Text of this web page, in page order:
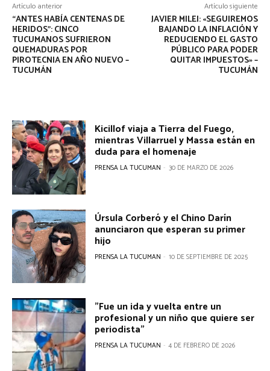
Artículo anterior
“ANTES HABÍA CENTENAS DE
HERIDOS”: CINCO
TUCUMANOS SUFRIERON
QUEMADURAS POR
PIROTECNIA EN AÑO NUEVO –
TUCUMÁN
Artículo siguiente
JAVIER MILEI: «SEGUIREMOS
BAJANDO LA INFLACIÓN Y
REDUCIENDO EL GASTO
PÚBLICO PARA PODER
QUITAR IMPUESTOS» –
TUCUMÁN
Kicillof viaja a Tierra del Fuego,
mientras Villarruel y Massa están en
duda para el homenaje
PRENSA LA TUCUMAN - 30 DE MARZO DE 2026
Úrsula Corberó y el Chino Darín
anunciaron que esperan su primer
hijo
PRENSA LA TUCUMAN - 10 DE SEPTIEMBRE DE 2025
"Fue un ida y vuelta entre un
profesional y un niño que quiere ser
periodista"
PRENSA LA TUCUMAN - 4 DE FEBRERO DE 2026